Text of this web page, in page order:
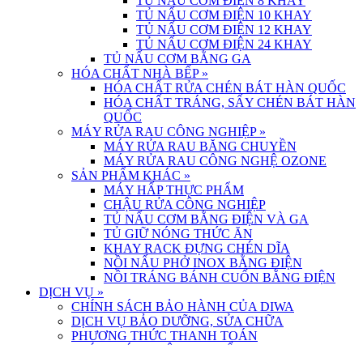
TỦ NẤU CƠM ĐIỆN 10 KHAY
TỦ NẤU CƠM ĐIỆN 12 KHAY
TỦ NẤU CƠM ĐIỆN 24 KHAY
TỦ NẤU CƠM BẰNG GA
HÓA CHẤT NHÀ BẾP »
HÓA CHẤT RỬA CHÉN BÁT HÀN QUỐC
HÓA CHẤT TRÁNG, SẤY CHÉN BÁT HÀN
QUỐC
MÁY RỬA RAU CÔNG NGHIỆP »
MÁY RỬA RAU BĂNG CHUYỀN
MÁY RỬA RAU CÔNG NGHỆ OZONE
SẢN PHẨM KHÁC »
MÁY HẤP THỰC PHẨM
CHẬU RỬA CÔNG NGHIỆP
TỦ NẤU CƠM BẰNG ĐIỆN VÀ GA
TỦ GIỮ NÓNG THỨC ĂN
KHAY RACK ĐỰNG CHÉN DĨA
NỒI NẤU PHỞ INOX BẰNG ĐIỆN
NỒI TRÁNG BÁNH CUỐN BẰNG ĐIỆN
DỊCH VỤ »
CHÍNH SÁCH BẢO HÀNH CỦA DIWA
DỊCH VỤ BẢO DƯỠNG, SỬA CHỮA
PHƯƠNG THỨC THANH TOÁN